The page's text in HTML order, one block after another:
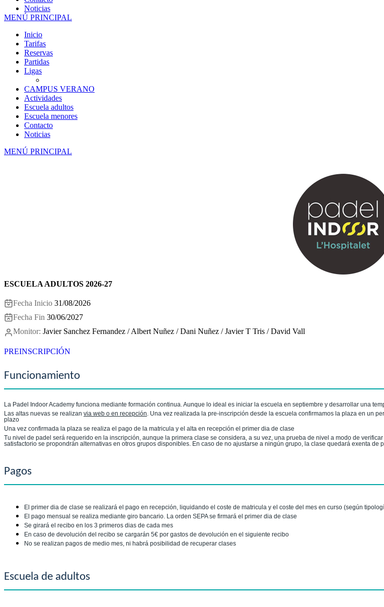
Noticias
MENÚ PRINCIPAL
Inicio
Tarifas
Reservas
Partidas
Ligas
CAMPUS VERANO
Actividades
Escuela adultos
Escuela menores
Contacto
Noticias
MENÚ PRINCIPAL
ESCUELA ADULTOS 2026-27
Fecha Inicio 31/08/2026
Fecha Fin 30/06/2027
Monitor: Javier Sanchez Fernandez / Albert Nuñez / Dani Nuñez / Javier T Tris / David Vall
PREINSCRIPCIÓN
Funcionamiento
La Padel Indoor Academy funciona mediante formación continua. Aunque lo ideal es iniciar la escuela en septiembre y desarrollar una
Las altas nuevas se realizan via web o en recepción. Una vez realizada la pre-inscripción desde la escuela confirmamos la plaza en un
plazo
Una vez confirmada la plaza se realiza el pago de la matricula y el alta en recepción el primer dia de clase
Tu nivel de padel será requerido en la inscripción, aunque la primera clase se considera, a su vez, una prueba de nivel a modo de
satisfactorio se propondrán alternativas en otros grupos disponibles. En caso de no ajustarse a ningún grupo, la clase quedará exenta de
Pagos
El primer dia de clase se realizará el pago en recepción, liquidando el coste de matricula y el coste del mes en curso (según
El pago mensual se realiza mediante giro bancario. La orden SEPA se firmará el primer dia de clase
Se girará el recibo en los 3 primeros dias de cada mes
En caso de devolución del recibo se cargarán 5€ por gastos de devolución en el siguiente recibo
No se realizan pagos de medio mes, ni habrá posibilidad de recuperar clases
Escuela de adultos